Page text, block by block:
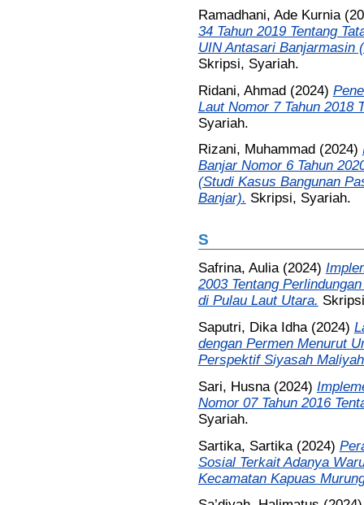
Ramadhani, Ade Kurnia
34 Tahun 2019 Tentang
UIN Antasari Banjarmasin
Skripsi, Syariah.
Ridani, Ahmad(2024)
Laut Nomor 7 Tahun 2018
Syariah.
Rizani, Muhammad (2024)
Banjar Nomor 6 Tahun
(Studi Kasus Bangunan
Banjar). Skripsi, Syariah.
S
Safrina, Aulia(2024)
2003 Tentang
di Pulau Laut Utara.
Saputri, Dika Idha(2024)
dengan Permen Menurut
Perspektif Siyasah
Sari, Husna(2024)
Nomor 07 Tahun 2016
Syariah.
Sartika, Sartika(2024)
Sosial Terkait Adanya
Kecamatan Kapuas